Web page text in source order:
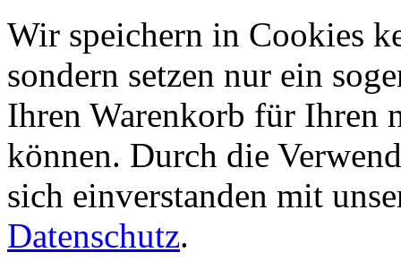
Wir speichern in Cookies
sondern setzen nur ein
Ihren Warenkorb für Ihren
können. Durch die
sich einverstanden mit
Datenschutz.